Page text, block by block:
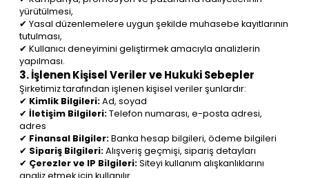
yürütülmesi,
✔ Yasal düzenlemelere uygun şekilde muhasebe kayıtlarının
tutulması,
✔ Kullanıcı deneyimini geliştirmek amacıyla analizlerin
yapılması.
3. İşlenen Kişisel Veriler ve Hukuki Sebepler
Şirketimiz tarafından işlenen kişisel veriler şunlardır:
✔ Kimlik Bilgileri:Ad, soyad
✔İletişim Bilgileri:Telefon numarası, e-posta adresi,
adres
✔ Finansal Bilgiler:Banka hesap bilgileri, ödeme bilgileri
✔ Sipariş Bilgileri:Alışveriş geçmişi, sipariş detayları
✔ Çerezler ve IP Bilgileri:Siteyi kullanım alışkanlıklarını
analiz etmek için kullanılır